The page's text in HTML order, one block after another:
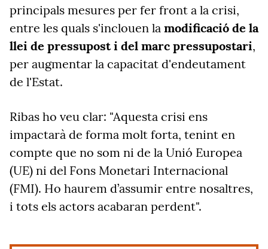
principals mesures per fer front a la crisi,
entre les quals s'inclouen la modificació de la
llei de pressupost i del marc pressupostari,
per augmentar la capacitat d'endeutament
de l'Estat.
Ribas ho veu clar: "Aquesta crisi ens
impactarà de forma molt forta, tenint en
compte que no som ni de la Unió Europea
(UE) ni del Fons Monetari Internacional
(FMI). Ho haurem d’assumir entre nosaltres,
i tots els actors acabaran perdent".